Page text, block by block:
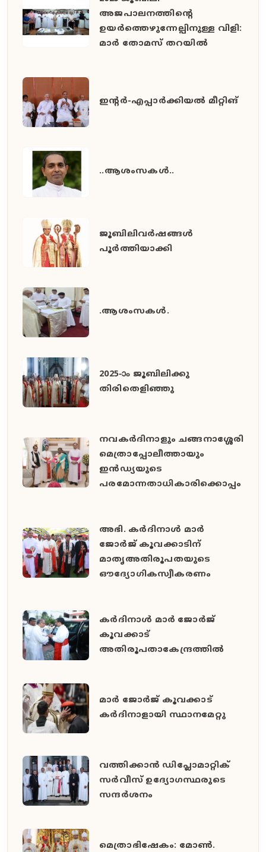
അജപാലനത്തിന്റെ
ഉയർത്തെഴുന്നേല്പിനുള്ള വിളി:
മാർ തോമസ് തറയിൽ
ഇൻ്റർ-എപ്പാർക്കിയൽ മീറ്റിങ്
..ആശംസകൾ..
ജൂബിലിവർഷങ്ങൾ
പൂർത്തിയാക്കി
.ആശംസകൾ.
2025-ാം ജൂബിലിക്കു
തിരിതെളിഞ്ഞു
നവകർദിനാളും ചങ്ങനാശ്ശേരി
മെത്രാപ്പോലീത്തായും
ഇൻഡ്യയുടെ
പരമോന്നതാധികാരിക്കൊപ്പം
അഭി. കർദിനാൾ മാർ
ജോർജ് കൂവക്കാടിന്
മാതൃഅതിരൂപതയുടെ
ഔദ്യോഗികസ്വീകരണം
കർദിനാൾ മാർ ജോർജ്
കൂവക്കാട്
അതിരൂപതാകേന്ദ്രത്തിൽ
മാർ ജോർജ് കൂവക്കാട്
കർദിനാളായി സ്ഥാനമേറ്റു
വത്തിക്കാൻ ഡിപ്ലോമാറ്റിക്
സർവീസ് ഉദ്യോഗസ്ഥരുടെ
സന്ദർശനം
മെത്രാഭിഷേകം: മോൺ.